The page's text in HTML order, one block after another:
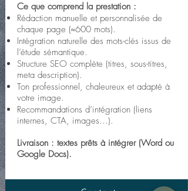
Ce que comprend la prestation :
Rédaction manuelle et personnalisée de
chaque page (≈600 mots).
Intégration naturelle des mots-clés issus de
l’étude sémantique.
Structure SEO complète (titres, sous-titres,
meta description).
Ton professionnel, chaleureux et adapté à
votre image.
Recommandations d’intégration (liens
internes, CTA, images…).
Livraison : textes prêts à intégrer (Word ou
Google Docs).